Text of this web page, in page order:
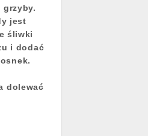
grzyby.
jest
śliwki
i dodać
dolewać